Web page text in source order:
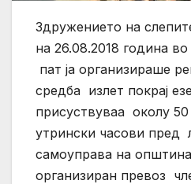
Здружението на
на 26.08.2018 година
пат ја организираше
средба излет покрај
присуствуваа околу
утрински часови пред
самоуправа на
организиран превоз